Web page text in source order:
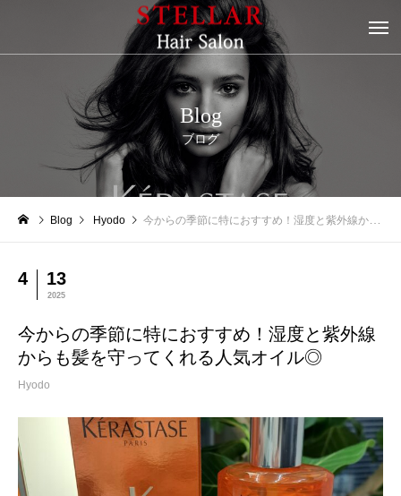
Blog
ブログ
Blog Hyodo 今からの季節に特におすすめ！湿度と紫外線からも髪を守ってくれる人気オイル◎
4 13
2025
今からの季節に特におすすめ！湿度と紫外線
からも髪を守ってくれる人気オイル◎
Hyodo